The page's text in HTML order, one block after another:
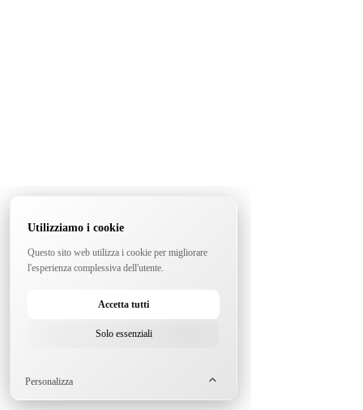
Utilizziamo i cookie
Questo sito web utilizza i cookie per migliorare
l'esperienza complessiva dell'utente.
Accetta tutti
Solo essenziali
Personalizza